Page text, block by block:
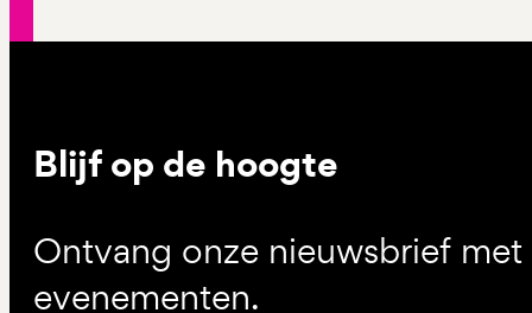
Blijf op de hoogte
Ontvang onze nieuwsbrief
evenementen.